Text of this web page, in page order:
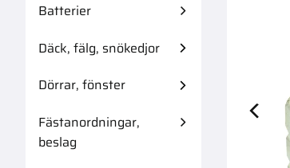
Batterier
Däck, fälg, snökedjor
Dörrar, fönster
Fästanordningar,
beslag